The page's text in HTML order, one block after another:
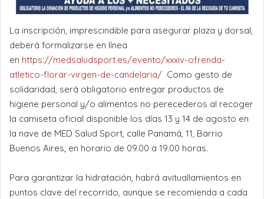
La inscripción, imprescindible para asegurar plaza y dorsal,
deberá formalizarse en línea
en https://medsaludsport.es/evento/xxxiv-ofrenda-
atletico-florar-virgen-de-candelaria/ Como gesto de
solidaridad, será obligatorio entregar productos de
higiene personal y/o alimentos no perecederos al recoger
la camiseta oficial disponible los días 13 y 14 de agosto en
la nave de MED Salud Sport, calle Panamá, 11, Barrio
Buenos Aires, en horario de 09.00 a 19.00 horas.
Para garantizar la hidratación, habrá avituallamientos en
puntos clave del recorrido, aunque se recomienda a cada